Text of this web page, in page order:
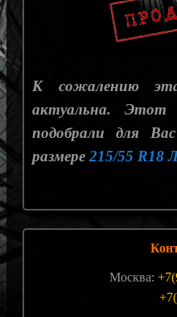
К сожалению
актуальна.
подобрали для
размере215/55 R18
Москва: